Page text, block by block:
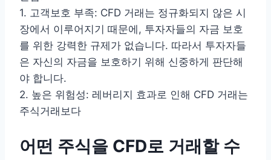
1. 고객보호 부족: CFD 거래는 정규화되지 않은 시
장에서 이루어지기 때문에, 투자자들의 자금 보호
를 위한 강력한 규제가 없습니다. 따라서 투자자들
은 자신의 자금을 보호하기 위해 신중하게 판단해
야 합니다.
2. 높은 위험성: 레버리지 효과로 인해 CFD 거래는
주식거래보다
어떤 주식을 CFD로 거래할 수